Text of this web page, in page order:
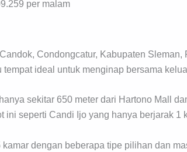
per malam
Condongcatur, Kabupaten
ideal untuk menginap bersama
sekitar 650 meter dari Hartono Mall
ini seperti Candi Ijo yang hanya berjarak 1
dengan beberapa tipe pilihan dan